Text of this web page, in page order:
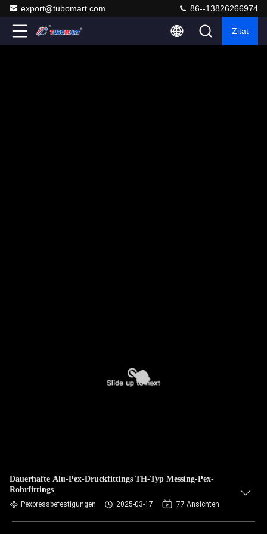
export@tubomart.com 86--13826266974
Zitat
Dauerhafte Alu-Pex-Druckfittings TH-Typ Messing-Pex-
Rohrfittings
Pexpressbefestigungen 2025-03-17 77 Ansichten